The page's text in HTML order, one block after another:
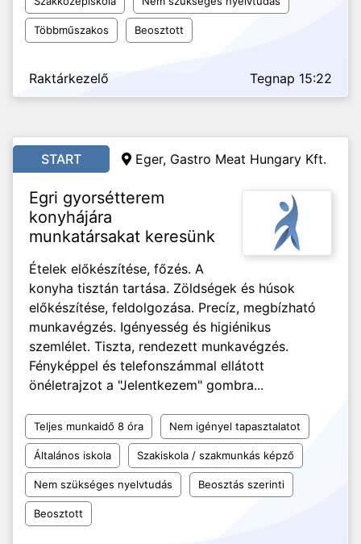
Többműszakos Beosztott
Raktárkezelő Tegnap 15:22
START Eger, Gastro Meat Hungary Kft.
Egri gyorsétterem
konyhájára
munkatársakat keresünk
Ételek előkészítése, főzés. A
konyha tisztán tartása. Zöldségek és húsok
előkészítése, feldolgozása. Precíz, megbízható
munkavégzés. Igényesség és higiénikus
szemlélet. Tiszta, rendezett munkavégzés.
Fényképpel és telefonszámmal ellátott
önéletrajzot a "Jelentkezem" gombra...
Teljes munkaidő 8 óra Nem igényel tapasztalatot
Általános iskola Szakiskola / szakmunkás képző
Nem szükséges nyelvtudás Beosztás szerinti
Beosztott